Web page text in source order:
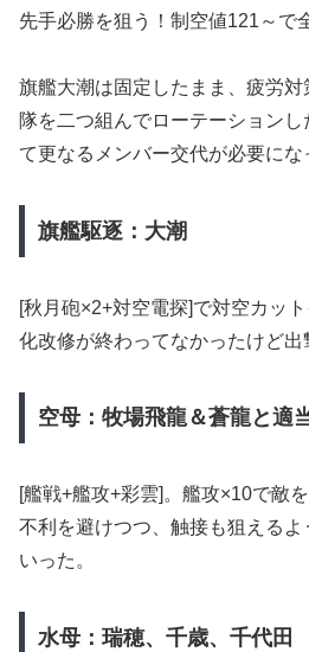
先手必勝を狙う！制空値121～で
旗艦大潮は固定したまま、疲労
隊を二つ組んでローテーション
て更なるメンバー交代が必要にな
旗艦駆逐：大潮
[秋月砲×2+対空電探]で対空カッ
化改修が終わってなかったけど出
空母：牧場飛龍＆蒼龍と適
[艦戦+艦攻+彩雲]。艦攻×10で敵
不利を避けつつ、触接も狙える
いった。
水母：瑞穂、千歳、千代田